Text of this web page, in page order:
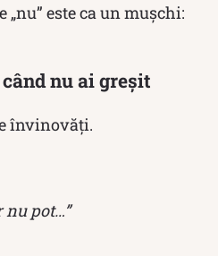
„nu” este ca un mușchi:
nu ai greșit
învinovăți.
nu pot…”